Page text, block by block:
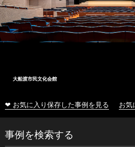
大船渡市民文化会館
❤ お気に入り保存した事例を見る お気
事例を検索する